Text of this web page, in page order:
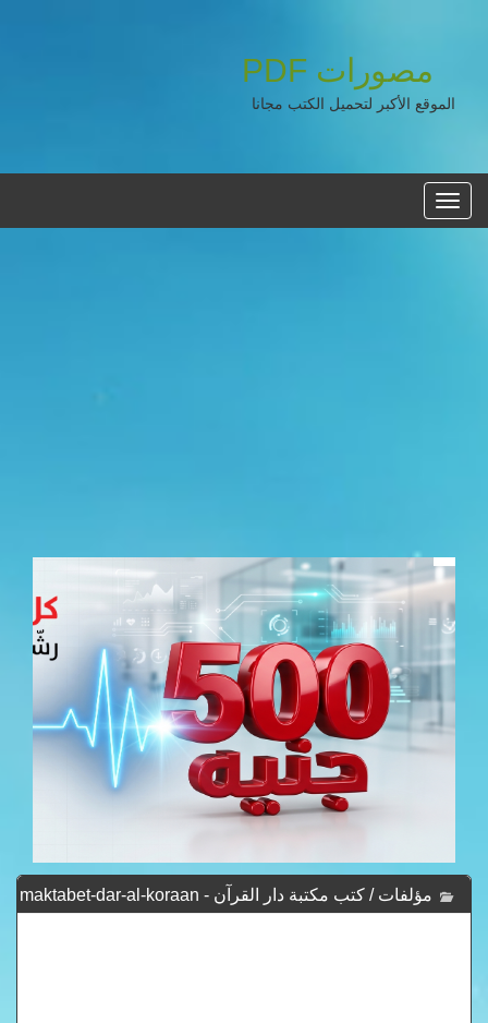
مصورات PDF
الموقع الأكبر لتحميل الكتب مجانا
القائمه
الرئيسية
مؤلفات / كتب مكتبة دار القرآن - maktabet-dar-al-koraan